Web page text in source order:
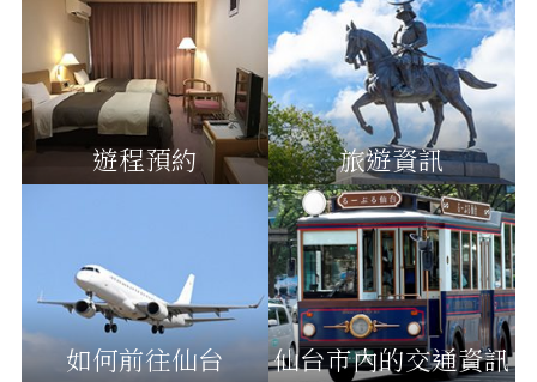
遊程預約 旅遊資訊
如何前往仙台 仙台市內的交通資訊